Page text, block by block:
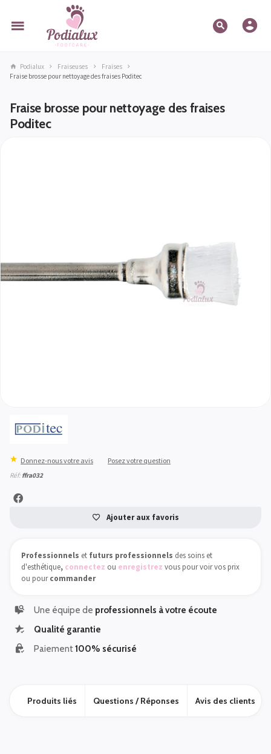
Podialux Fraiseuses
Fraises
Fraise brosse pour nettoyage des fraises Poditec
Fraise brosse pour nettoyage des fraises
Poditec
Donnez-nous votre avis Posez votre question
Réf: ffra032
Ajouter aux favoris
Professionnels et futurs professionnels des soins et
d'esthétique, connectez ou enregistrez vous pour voir vos prix
ou pourcommander
Une équipe de professionnels à votre écoute
Qualité garantie
Paiement100% sécurisé
Produits liés Questions / Réponses Avis des clients